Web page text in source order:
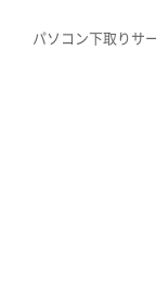
パソコン下取りサ